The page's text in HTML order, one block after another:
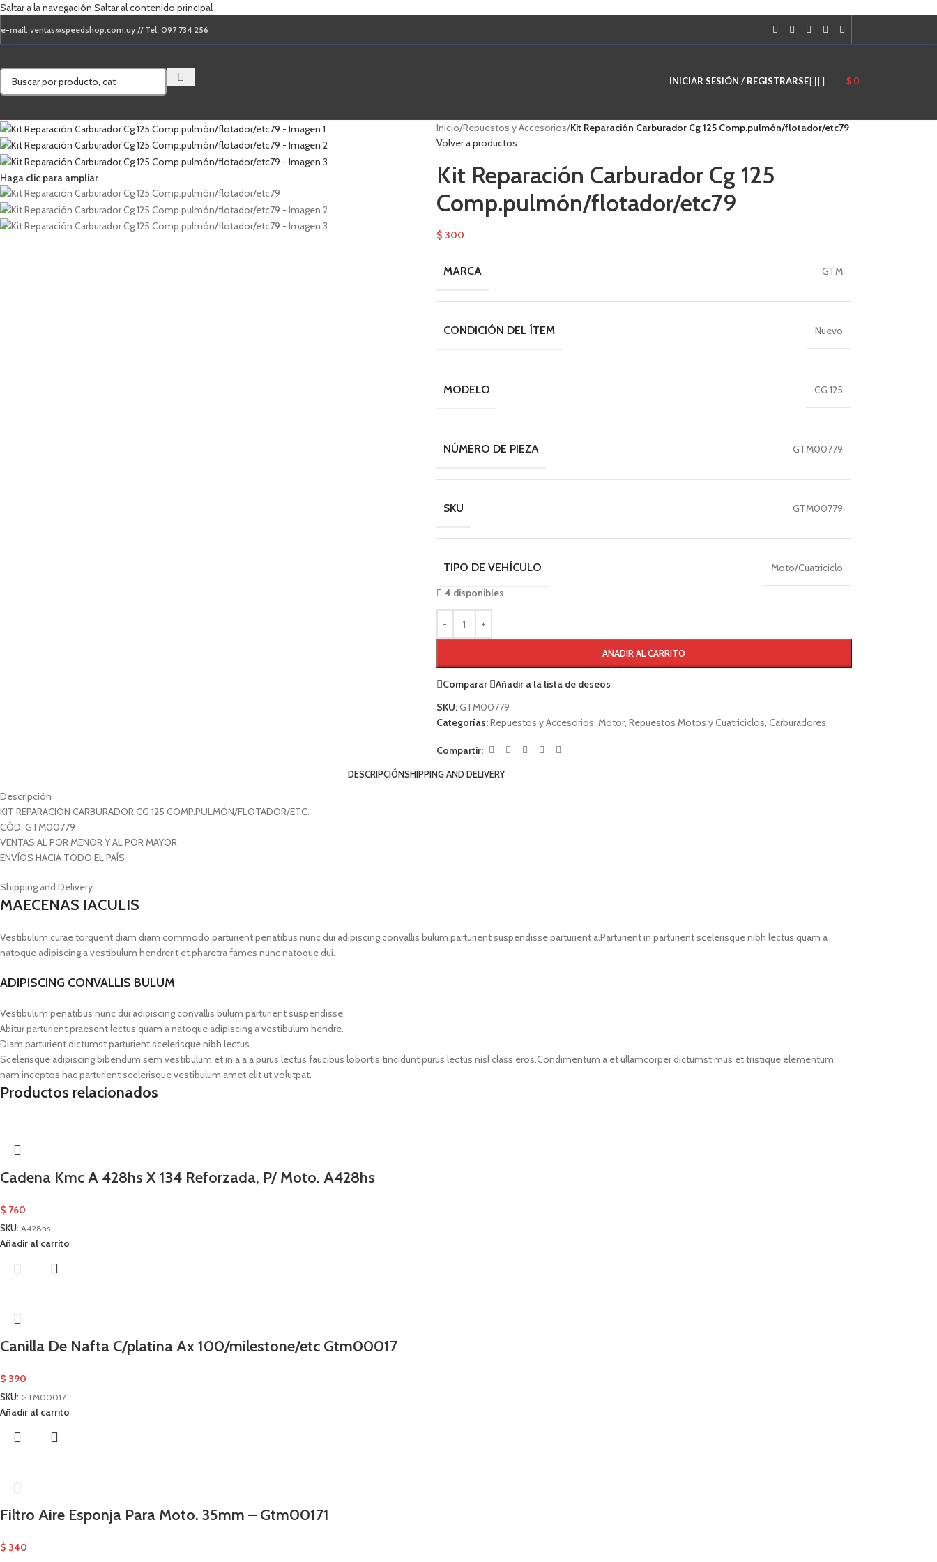
Saltar a la navegación Saltar al contenido principal
e-mail: ventas@speedshop.com.uy // Tel. 097 734 256
Cuando hay resultados autocompletados, puedes utilizar las flechas de arriba y abajo para revisarlos y Enter para ir a la página deseada. Lo usuarios de dispositivos táctiles
INICIAR SESIÓN / REGISTRARSE $ 0
Haga clic para ampliar
Inicio/Repuestos y Accesorios/Kit Reparación Carburador Cg 125 Comp.pulmón/flotador/etc79
Volver a productos
Kit Reparación Carburador Cg 125
Comp.pulmón/flotador/etc79
$ 300
MARCA GTM
CONDICIÓN DEL ÍTEM Nuevo
MODELO CG 125
NÚMERO DE PIEZA GTM00779
SKU GTM00779
TIPO DE VEHÍCULO
Moto/Cuatriciclo
4 disponibles
AÑADIR AL CARRITO
Comparar
Añadir a la lista de deseos
SKU:GTM00779
Categorías:Repuestos y Accesorios, Motor, Repuestos Motos y Cuatriciclos, Carburadores
Compartir:
DESCRIPCIÓNSHIPPING AND DELIVERY
Descripción
KIT REPARACIÓN CARBURADOR CG 125 COMP.PULMÓN/FLOTADOR/ETC.
CÓD: GTM00779
VENTAS AL POR MENOR Y AL POR MAYOR
ENVÍOS HACIA TODO EL PAÍS
Shipping and Delivery
MAECENAS IACULIS
Vestibulum curae torquent diam diam commodo parturient penatibus nunc dui adipiscing convallis bulum parturient suspendisse parturient a.Parturient in parturient scelerisque nibh lectus quam a
natoque adipiscing a vestibulum hendrerit et pharetra fames nunc natoque dui.
ADIPISCING CONVALLIS BULUM
Vestibulum penatibus nunc dui adipiscing convallis bulum parturient suspendisse.
Abitur parturient praesent lectus quam a natoque adipiscing a vestibulum hendre.
Diam parturient dictumst parturient scelerisque nibh lectus.
Scelerisque adipiscing bibendum sem vestibulum et in a a a purus lectus faucibus lobortis tincidunt purus lectus nisl class eros.Condimentum a et ullamcorper dictumst mus et tristique elementum
nam inceptos hac parturient scelerisque vestibulum amet elit ut volutpat.
Productos relacionados
Cadena Kmc A 428hs X 134 Reforzada, P/ Moto. A428hs
$ 760
SKU: A428hs
Añadir al carrito
Canilla De Nafta C/platina Ax 100/milestone/etc Gtm00017
$ 390
SKU: GTM00017
Añadir al carrito
Filtro Aire Esponja Para Moto. 35mm – Gtm00171
$ 340